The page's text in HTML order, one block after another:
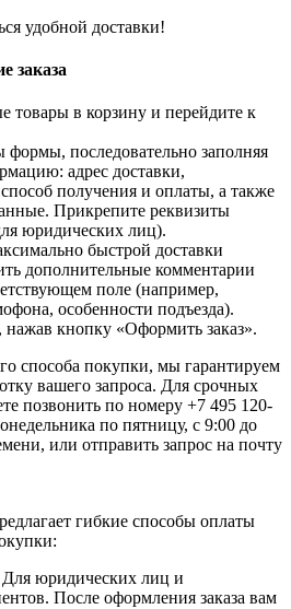
удобной доставки!
заказа
товары в корзину и перейдите к
формы, последовательно заполняя
адрес доставки,
получения и оплаты, а также
Прикрепите реквизиты
юридических лиц).
быстрой доставки
дополнительные комментарии
поле (например,
особенности подъезда).
нажав кнопку «Оформить заказ».
способа покупки, мы гарантируем
вашего запроса. Для срочных
позвонить по номеру +7 495 120-
по пятницу, с 9:00 до
или отправить запрос на почту
гибкие способы оплаты
юридических лиц и
После оформления заказа вам